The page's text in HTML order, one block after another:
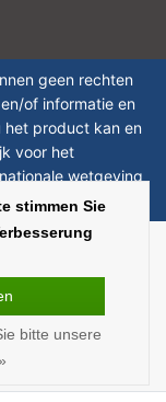
geen rechten
of informatie en
het product kan en
voor het
wetgeving
verstehen sich ohne
stimmen Sie
bitte unsere